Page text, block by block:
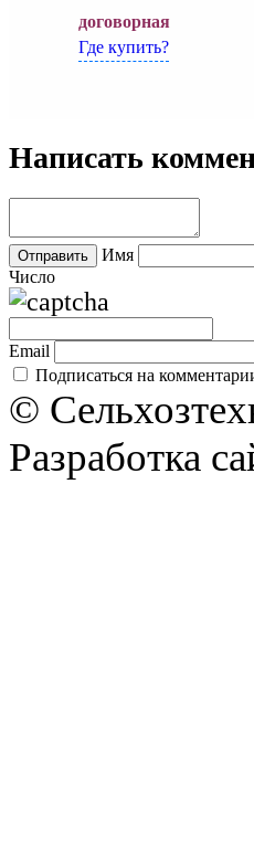
договорная
Где купить?
Написать
Имя
Число
Email
Подписаться на
©
Разработка